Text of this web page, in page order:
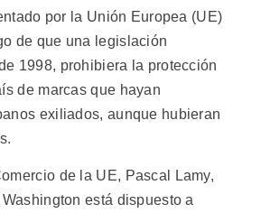
por la Unión Europea (UE)
de que una legislación
1998, prohibiera la protección
de marcas que hayan
exiliados, aunque hubieran
de la UE, Pascal Lamy,
está dispuesto a